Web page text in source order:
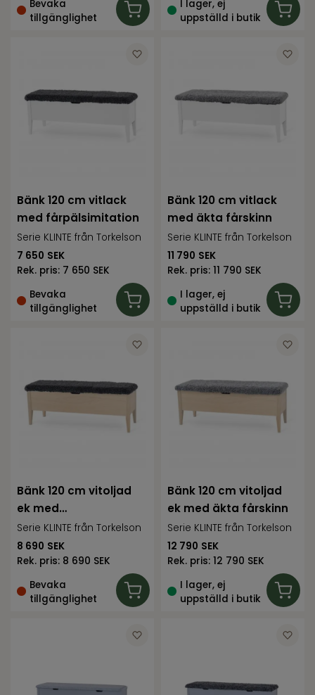
Bevaka
tillgänglighet
I lager, ej
uppställd i butik
Bänk 120 cm vitlack
med fårpälsimitation
Serie KLINTE från Torkelson
7 650 SEK
Rek. pris: 7 650 SEK
Bevaka
tillgänglighet
Bänk 120 cm vitlack
med äkta fårskinn
Serie KLINTE från Torkelson
11 790 SEK
Rek. pris: 11 790 SEK
I lager, ej
uppställd i butik
Bänk 120 cm vitoljad
ek med
fårpälsimitation
Serie KLINTE från Torkelson
8 690 SEK
Rek. pris: 8 690 SEK
Bevaka
tillgänglighet
Bänk 120 cm vitoljad
ek med äkta fårskinn
Serie KLINTE från Torkelson
12 790 SEK
Rek. pris: 12 790 SEK
I lager, ej
uppställd i butik